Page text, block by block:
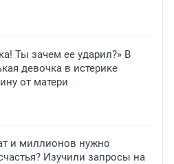
Ты зачем ее ударил?» В
девочка в истерике
от матери
и миллионов нужно
Изучили запросы на